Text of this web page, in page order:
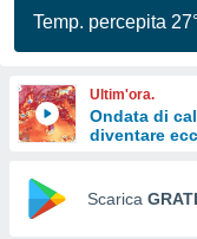
le
di
Web
Temp. percepita
Ultim'ora.
Ondata di
diventare
Scarica